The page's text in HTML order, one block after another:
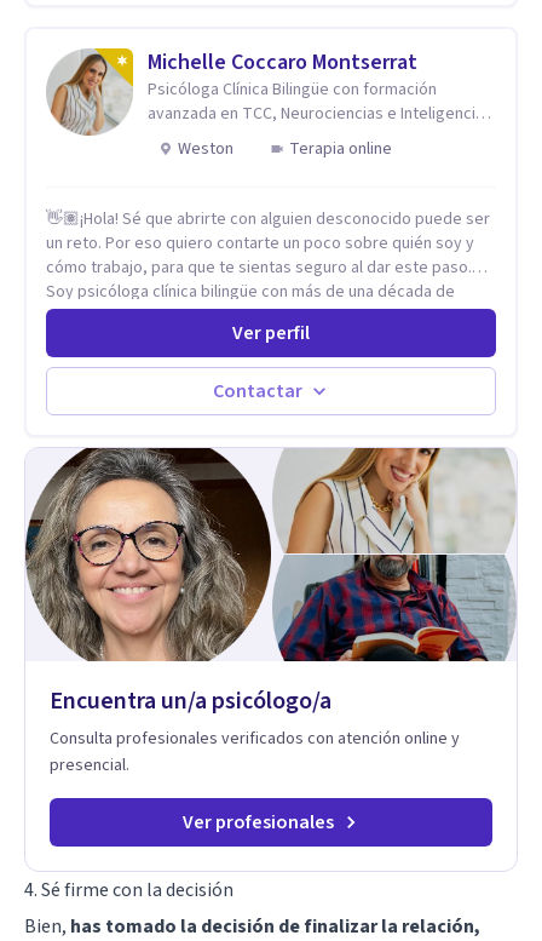
eres. Mi misión es ayudarte a ordenar tu mundo interior, sanar
lo que aún pesa, fortalecer tu autoestima, transformar la
relación contigo misma y con quienes amas, y enseñarte
herramientas prácticas para navegar la vida familiar con amor,
límites sanos, serenidad y propósito. Trabajo desde una
terapéuticos transformadores, cálidos y profundamente
humanos. Te acompaño a encontrar claridad, paz y propósito
en cada etapa de tu vida.
Michelle Coccaro Montserrat
Psicóloga Clínica Bilingüe con formación
avanzada en TCC, Neurociencias e Inteligencia
Emocional.
Weston Terapia online
👋🏽¡Hola! Sé que abrirte con alguien desconocido puede ser
un reto. Por eso quiero contarte un poco sobre quién soy y
cómo trabajo, para que te sientas seguro al dar este paso.
Soy psicóloga clínica bilingüe con más de una década de
experiencia. He dictado conferencias, escrito artículos y
ejercido como profesora universitaria. Un dato curioso: he
vivido en varios países y conozco de primera mano lo que
significa ser migrante, adaptarse a los cambios y empezar de
nuevo.
Ver perfil
Contactar
Encuentra un/a psicólogo/a
Consulta profesionales verificados con atención online y
presencial.
Ver profesionales
4. Sé firme con la decisión
Bien, has tomado la decisión de finalizar la relación,